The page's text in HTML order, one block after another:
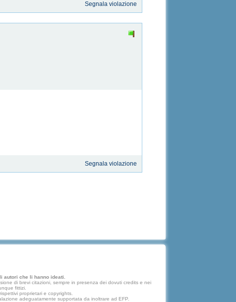
Segnala violazione
Segnala violazione
autori che li hanno ideati.
di brevi citazioni, sempre in presenza dei dovuti credits e nei
fittizi.
proprietari e copyrights.
adeguatamente supportata da inoltrare ad EFP.